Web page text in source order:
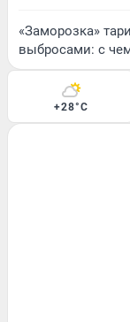
«Заморозка»
выбросами: с
+28°C